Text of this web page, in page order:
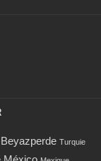
Beyazperde Turquie